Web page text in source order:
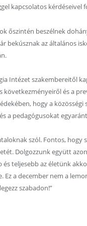
kapcsolatos kérdéseivel
őszintén beszélnek
az általános
Intézet szakembereitől
következményeiről és a
hogy a
a pedagógusokat
szól. Fontos, hogy
Dolgozzunk együtt
teljesebb az életünk
Ez a december nem a
szabadon!”